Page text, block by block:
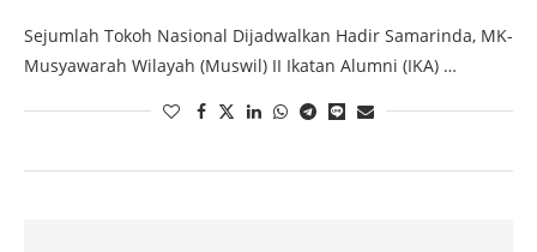
Sejumlah Tokoh Nasional Dijadwalkan Hadir Samarinda, MK-
Musyawarah Wilayah (Muswil) II Ikatan Alumni (IKA) …